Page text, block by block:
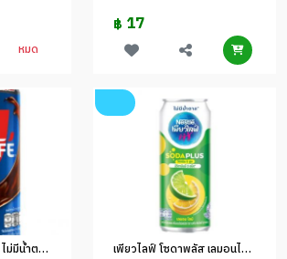
หมด
฿ 17
เนสกาแฟ แบล็คไอซ์ ไม่มีน้ำตาล 170 ml (ก) เพียวไลฟ์ โซดาพลัส เลมอนไลม์ 330 มล